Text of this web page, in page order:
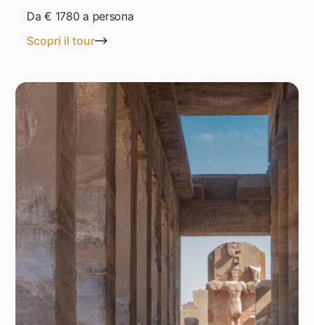
Da€ 1780 a persona
Scopri il tour